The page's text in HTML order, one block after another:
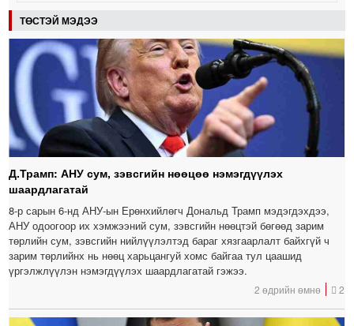
ТӨСТЭЙ МЭДЭЭ
Д.Трамп: АНУ сум, зэвсгийн нөөцөө нэмэгдүүлэх
шаардлагатай
8-р сарын 6-нд АНУ-ын Ерөнхийлөгч Дональд Трамп мэдэгдэхдээ,
АНУ одоогоор их хэмжээний сум, зэвсгийн нөөцтэй бөгөөд зарим
төрлийн сум, зэвсгийн нийлүүлэлтэд бараг хязгаарлалт байхгүй ч
зарим төрлийнх нь нөөц харьцангуй хомс байгаа тул цаашид
үргэлжлүүлэн нэмэгдүүлэх шаардлагатай гэжээ.
2 өдрийн өмнө 2